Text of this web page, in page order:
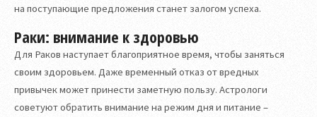
на поступающие предложения станет залогом успеха.
Раки: внимание к здоровью
Для Раков наступает благоприятное время, чтобы заняться
своим здоровьем. Даже временный отказ от вредных
привычек может принести заметную пользу. Астрологи
советуют обратить внимание на режим дня и питание –